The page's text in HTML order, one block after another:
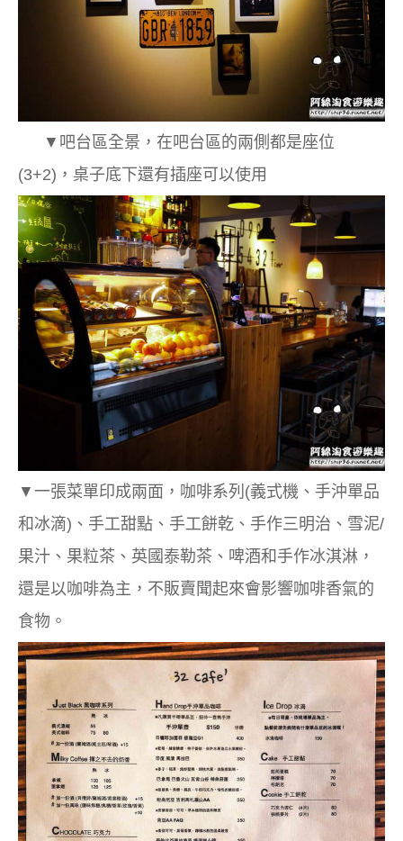
▼吧台區全景，在吧台區的兩側都是座位
(3+2)，桌子底下還有插座可以使用
▼一張菜單印成兩面，咖啡系列(義式機、手沖單品
和冰滴)、手工甜點、手工餅乾、手作三明治、雪泥/
果汁、果粒茶、英國泰勒茶、啤酒和手作冰淇淋，
還是以咖啡為主，不販賣聞起來會影響咖啡香氣的
食物。